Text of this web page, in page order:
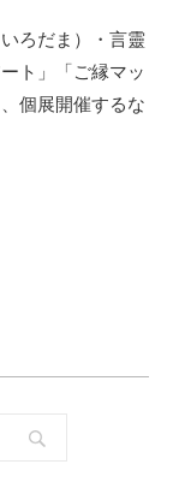
ろだま）・言靈
ト」「ご縁マッ
個展開催するな